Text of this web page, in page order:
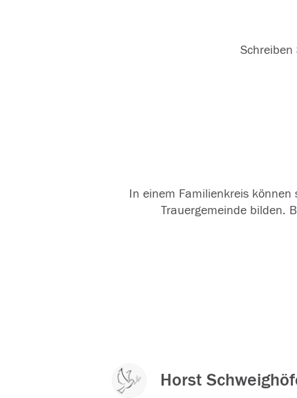
In einem Familienkreis
Trauergemeinde bilden.
Horst